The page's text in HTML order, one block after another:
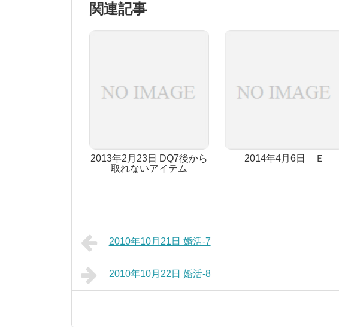
関連記事
2013年2月23日 DQ7後から
取れないアイテム
2014年4月6日 Ｅ
2010年10月21日 婚活-7
2010年10月22日 婚活-8